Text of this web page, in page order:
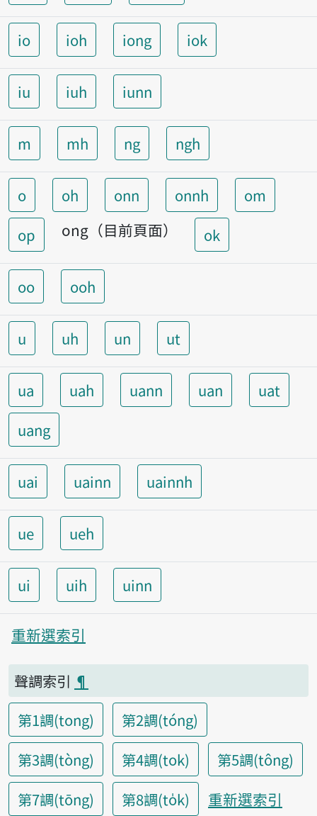
io ioh iong iok
iu iuh iunn
m mh ng ngh
o oh onn onnh
om
op
ong（目前頁面） ok
oo ooh
u uh un ut
ua uah uann uan
uat
uang
uai uainn uainnh
ue ueh
ui uih uinn
重新選索引
聲調索引 ¶
第1調(tong)
第2調(tóng)
第3調(tòng)
第4調(tok)
第5調(tông)
第7調(tōng)
第8調(to̍k) 重新選索引